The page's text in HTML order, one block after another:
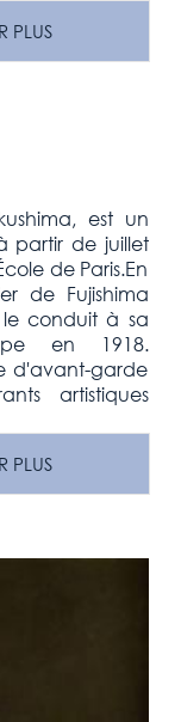
PLUS
est un
partir de juillet
de Paris.En
de Fujishima
le conduit à sa
en 1918.
d'avant-garde
artistiques
PLUS